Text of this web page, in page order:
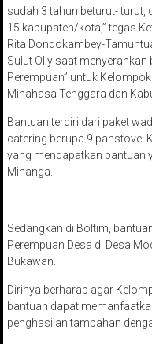
sudah 3 tahun beturut- turut,
15 kabupaten/kota,” tegas
Rita Dondokambey-
Sulut Olly saat
Perempuan” untuk
Minahasa Tenggara dan
Bantuan terdiri dari paket
catering berupa 9 panstove.
yang mendapatkan bantuan
Minanga.
Sedangkan di Boltim,
Perempuan Desa di Desa
Bukawan.
Dirinya berharap agar
bantuan dapat
penghasilan tambahan